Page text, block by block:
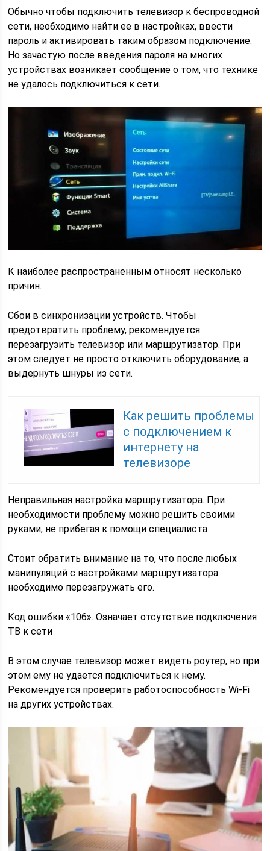
Обычно чтобы подключить телевизор к беспроводной
сети, необходимо найти ее в настройках, ввести
пароль и активировать таким образом подключение.
Но зачастую после введения пароля на многих
устройствах возникает сообщение о том, что технике
не удалось подключиться к сети.
К наиболее распространенным относят несколько
причин.
Сбои в синхронизации устройств. Чтобы
предотвратить проблему, рекомендуется
перезагрузить телевизор или маршрутизатор. При
этом следует не просто отключить оборудование, а
выдернуть шнуры из сети.
Как решить проблемы
с подключением к
интернету на
телевизоре
Неправильная настройка маршрутизатора. При
необходимости проблему можно решить своими
руками, не прибегая к помощи специалиста
Стоит обратить внимание на то, что после любых
манипуляций с настройками маршрутизатора
необходимо перезагружать его.
Код ошибки «106». Означает отсутствие подключения
ТВ к сети
В этом случае телевизор может видеть роутер, но при
этом ему не удается подключиться к нему.
Рекомендуется проверить работоспособность Wi-Fi
на других устройствах.